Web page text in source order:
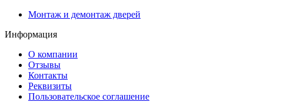
Монтаж и демонтаж дверей
Информация
О компании
Отзывы
Контакты
Реквизиты
Пользовательское соглашение